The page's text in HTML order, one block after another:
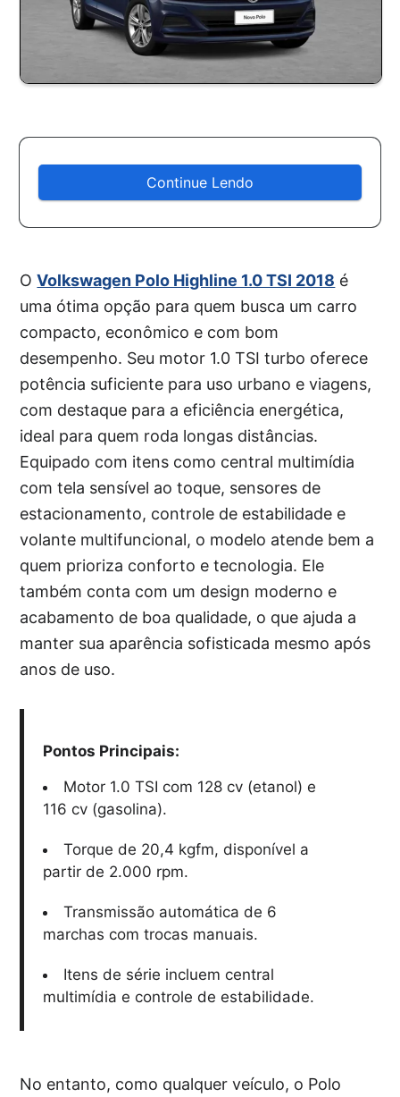
Continue Lendo
OVolkswagen Polo Highline 1.0 TSI 2018 é
uma ótima opção para quem busca um carro
compacto, econômico e com bom
desempenho. Seu motor 1.0 TSI turbo oferece
potência suficiente para uso urbano e viagens,
com destaque para a eficiência energética,
ideal para quem roda longas distâncias.
Equipado com itens como central multimídia
com tela sensível ao toque, sensores de
estacionamento, controle de estabilidade e
volante multifuncional, o modelo atende bem a
quem prioriza conforto e tecnologia. Ele
também conta com um design moderno e
acabamento de boa qualidade, o que ajuda a
manter sua aparência sofisticada mesmo após
anos de uso.
Pontos Principais:
Motor 1.0 TSI com 128 cv (etanol) e
116 cv (gasolina).
Torque de 20,4 kgfm, disponível a
partir de 2.000 rpm.
Transmissão automática de 6
marchas com trocas manuais.
Itens de série incluem central
multimídia e controle de estabilidade.
No entanto, como qualquer veículo, o Polo